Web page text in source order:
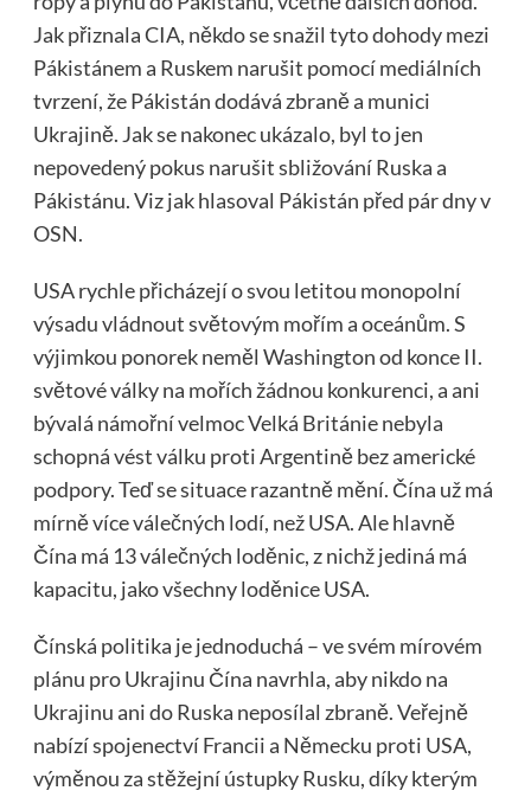
Jak přiznala CIA, někdo se snažil tyto dohody mezi
Pákistánem a Ruskem narušit pomocí mediálních
tvrzení, že Pákistán dodává zbraně a munici
Ukrajině. Jak se nakonec ukázalo, byl to jen
nepovedený pokus narušit sbližování Ruska a
Pákistánu. Viz jak hlasoval Pákistán před pár dny v
OSN.
USA rychle přicházejí o svou letitou monopolní
výsadu vládnout světovým mořím a oceánům. S
výjimkou ponorek neměl Washington od konce II.
světové války na mořích žádnou konkurenci, a ani
bývalá námořní velmoc Velká Británie nebyla
schopná vést válku proti Argentině bez americké
podpory. Teď se situace razantně mění. Čína už má
mírně více válečných lodí, než USA. Ale hlavně
Čína má 13 válečných loděnic, z nichž jediná má
kapacitu, jako všechny loděnice USA.
Čínská politika je jednoduchá – ve svém mírovém
plánu pro Ukrajinu Čína navrhla, aby nikdo na
Ukrajinu ani do Ruska neposílal zbraně. Veřejně
nabízí spojenectví Francii a Německu proti USA,
výměnou za stěžejní ústupky Rusku, díky kterým